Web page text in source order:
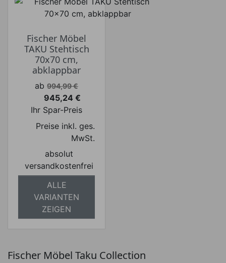
Fischer Möbel
TAKU Stehtisch
70x70 cm,
abklappbar
Verkaufspreis
ab 994,99 €
Preis
945,24 €
Ihr Spar-Preis
Preise inkl. ges.
MwSt.
absolut
versandkostenfrei
ALLE
VARIANTEN
ZEIGEN
Fischer Möbel Taku Collection